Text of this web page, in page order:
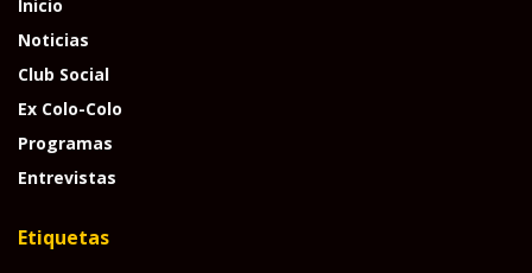
Inicio
Noticias
Club Social
Ex Colo-Colo
Programas
Entrevistas
Etiquetas